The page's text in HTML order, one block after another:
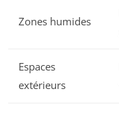
Zones humides
Espaces
extérieurs